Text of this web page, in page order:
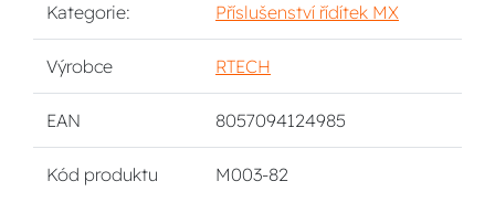
Kategorie: Příslušenství řídítek MX
Výrobce RTECH
EAN 8057094124985
Kód produktu M003-82